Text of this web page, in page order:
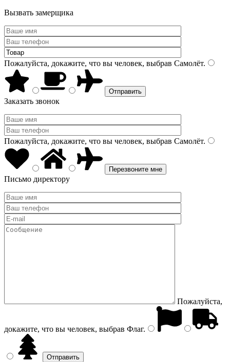
Вызвать замерщика
Пожалуйста, докажите, что вы человек, выбрав Самолёт.
Заказать звонок
Пожалуйста, докажите, что вы человек, выбрав Самолёт.
Письмо директору
Пожалуйста,
докажите, что вы человек, выбрав Флаг.